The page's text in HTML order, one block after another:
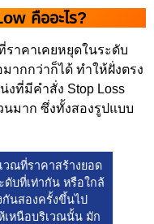
คืออะไร?
าคาเคยหยุดในระดับ
ากกว่าก็ได้ ทำให้ฝั่งตรง
ที่มีคำสั่ง Stop Loss
นมาก ซึ่งทั้งสองรูปแบบ
วณที่ราคาสร้างยอด
ดับที่เท่ากัน หรือใกล้
กันสองครั้งขึ้นไป
เหนือบริเวณนั้น มัก